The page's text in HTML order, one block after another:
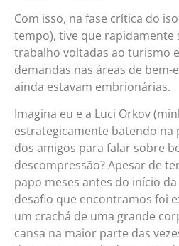
Com isso, na fase crítica do
tempo), tive que rapidamente
trabalho voltadas ao turismo
demandas nas áreas de bem-
ainda estavam embrionárias.
Imagina eu e a Luci Orkov
estrategicamente batendo na
dos amigos para falar sobre
descompressão? Apesar de
papo meses antes do início
desafio que encontramos foi
um crachá de uma grande
cansa na maior parte das